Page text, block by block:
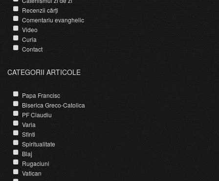
Recenzii cărți
Comentariu evanghelic
Video
Curia
Contact
CATEGORII ARTICOLE
Papa Francisc
Biserica Greco-Catolica
PF Claudiu
Varia
Sfinti
Spiritualitate
Blaj
Rugaciuni
Vatican